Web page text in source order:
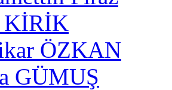
KİRİK
ÖZKAN
GÜMUŞ